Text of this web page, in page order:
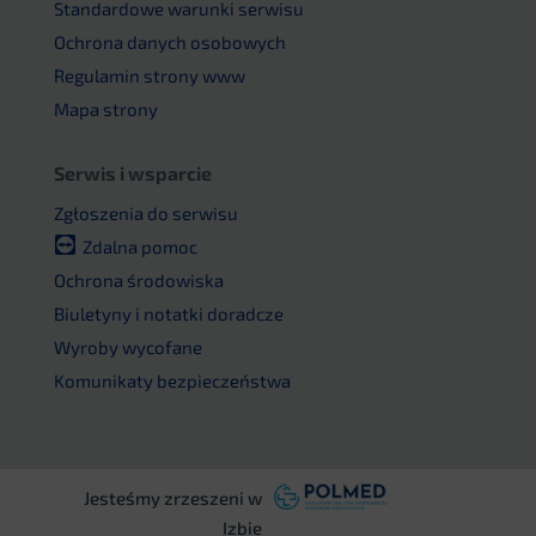
Standardowe warunki serwisu
Ochrona danych osobowych
Regulamin strony www
Mapa strony
Serwis i wsparcie
Zgłoszenia do serwisu
Zdalna pomoc
Ochrona środowiska
Biuletyny i notatki doradcze
Wyroby wycofane
Komunikaty bezpieczeństwa
Jesteśmy zrzeszeni w
Izbie